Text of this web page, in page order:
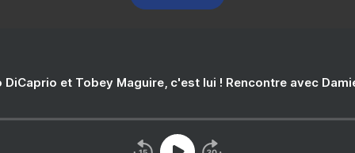
DiCaprio et Tobey Maguire, c'est lui ! Rencontre avec